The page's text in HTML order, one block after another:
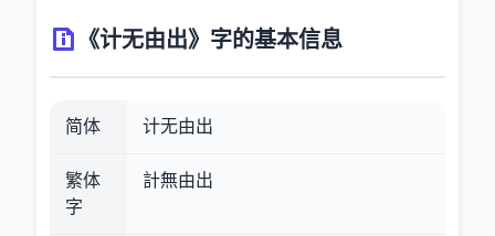
《计无由出》字的基本信息
简体 计无由出
繁体
字
計無由出